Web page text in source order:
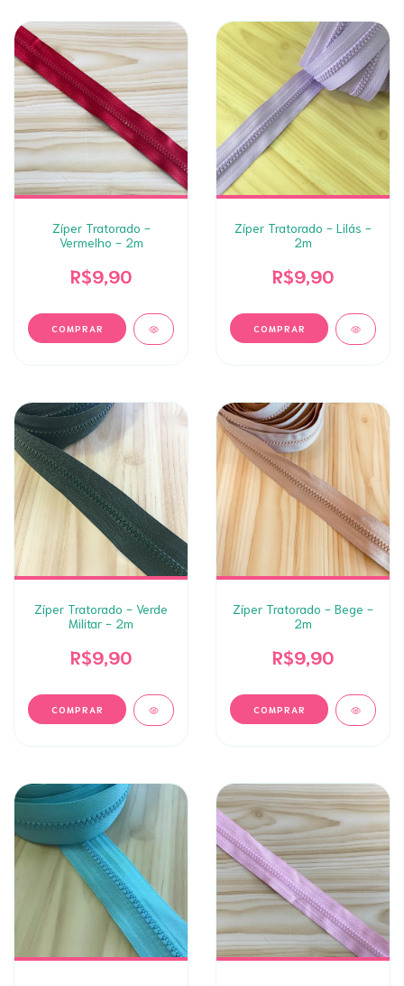
Zíper Tratorado -
Vermelho - 2m
R$9,90
Zíper Tratorado - Lilás -
2m
R$9,90
Zíper Tratorado - Verde
Militar - 2m
R$9,90
Zíper Tratorado - Bege -
2m
R$9,90